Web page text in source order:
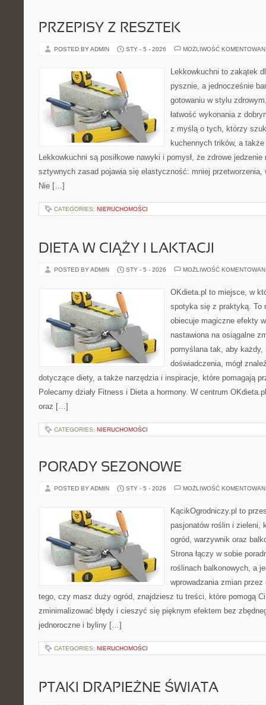
PRZEPISY Z RESZTEK
POSTED BY ADMIN STY - 5 - 2026 MOŻLIWOŚĆ
Lekkowkuchni to zakątek
pysznie, a jednocześnie
gotowaniu w stylu
łatwość wykonania z
z myślą o tych, którzy
kuchennych trików, a
Lekkowkuchni są posiłkowe nawyki i pomysł, że zdrowe
sztywnych zasad pojawia się elastyczność: mniej
Nie […]
CATEGORIES: NIERUCHOMOŚCI
DIETA W CIĄŻY I LAKTACJI
POSTED BY ADMIN STY - 5 - 2026 MOŻLIWOŚĆ
OKdieta.pl to miejsce, w
spotyka się z praktyką. To
obiecuje magiczne efekty
nastawiona na osiągalne
pomyślana tak, aby każdy,
doświadczenia, mógł
dotyczące diety, a także narzędzia i inspiracje, które pomagają
Polecamy działy Fitness i Dieta a hormony. W centrum
oraz […]
CATEGORIES: NIERUCHOMOŚCI
PORADY SEZONOWE
POSTED BY ADMIN STY - 5 - 2026 MOŻLIWOŚĆ
KącikOgrodniczy.pl to
pasjonatów roślin i zieleni,
ogród, warzywnik oraz
Strona łączy w sobie
roślinach balkonowych, a
wprowadzania zmian przez
tego, czy masz duży ogród, znajdziesz tu treści, które pomogą
zminimalizować błędy i cieszyć się pięknym efektem bez
jednoroczne i byliny […]
CATEGORIES: NIERUCHOMOŚCI
PTAKI DRAPIEŻNE ŚWIATA